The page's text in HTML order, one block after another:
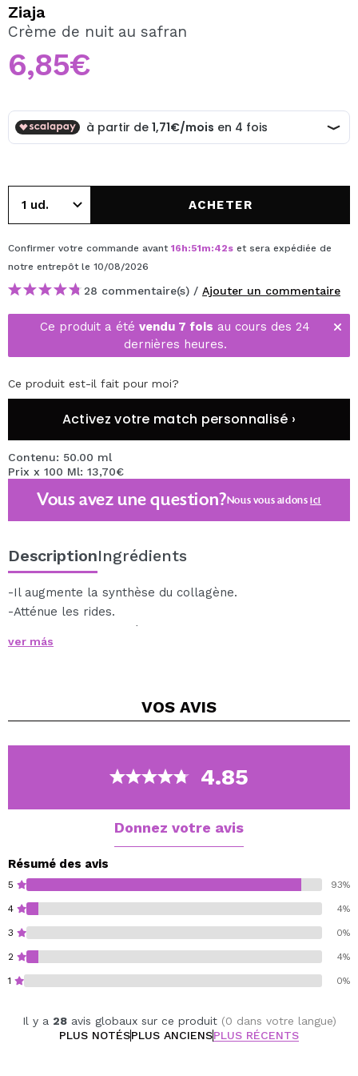
En créant un compte sur Maquibeauty.fr vous pourrez
effectuer vos achats rapidement, vérifier l'état de vos
commandes et consulter vos opérations précédentes.
CRÉER UN COMPTE
Ziaja
Crème de nuit au safran
6,85€
ACHETER
Confirmer votre commande avant 16h:51m:42s et sera expédiée de
notre entrepôt le 10/08/2026
28 commentaire(s) / Ajouter un commentaire
Ce produit a été vendu 7 fois au cours des 24
dernières heures.
Ce produit est-il fait pour moi?
Activez votre match personnalisé ›
Contenu: 50.00 ml
Prix x 100 Ml: 13,70€
Vous avez une question?Nous vous aidonsici
DescriptionIngrédients
-Il augmente la synthèse du collagène.
-Atténue les rides.
-Empêche la flaccidité.
-Améliore l'élasticité et la fermeté.
Accédez à tous les produits de la gamme safran via ce
ver más
VOS AVIS
4.85
Donnez votre avis
Résumé des avis
5 93%
4 4%
3 0%
2 4%
1 0%
Il y a 28avis globaux sur ce produit (0 dans votre langue)
PLUS NOTÉSPLUS ANCIENSPLUS RÉCENTS